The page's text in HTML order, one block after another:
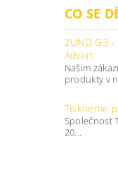
CO SE
ZUND G3
Advert
Našim
produkty v
Tiskneme
Společnost
20...